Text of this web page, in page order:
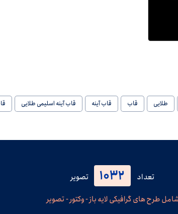
طلایی قاب قاب آینه قاب آینه اسلیمی طلایی
تعداد 1032
تصویر
طرح های گرافیکی لایه باز - وکتور - تصویر